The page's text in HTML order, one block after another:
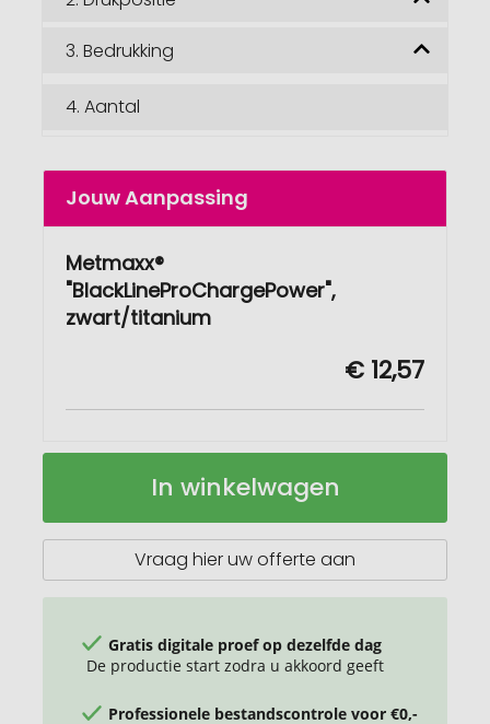
3. Bedrukking
4. Aantal
Jouw Aanpassing
Metmaxx®
"BlackLineProChargePower",
zwart/titanium
€ 12,57
Metmaxx®
"BlackLineProChargePower"
lamp
Op
In winkelwagen
Vraag hier uw offerte aan
Gratis digitale proef op dezelfde dag
De productie start zodra u akkoord geeft
Professionele bestandscontrole voor €0,-